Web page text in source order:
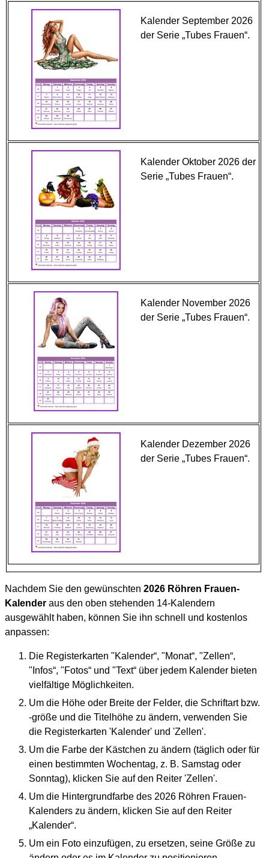
Kalender September 2026
der Serie „Tubes Frauen“.
Kalender Oktober 2026 der
Serie „Tubes Frauen“.
Kalender November 2026
der Serie „Tubes Frauen“.
Kalender Dezember 2026
der Serie „Tubes Frauen“.
Nachdem Sie den gewünschten 2026 Röhren Frauen-
Kalender aus den oben stehenden 14-Kalendern
ausgewählt haben, können Sie ihn schnell und kostenlos
anpassen:
Die Registerkarten "Kalender“, "Monat“, "Zellen“,
"Infos“, "Fotos“ und "Text“ über jedem Kalender bieten
vielfältige Möglichkeiten.
Um die Höhe oder Breite der Felder, die Schriftart bzw.
-größe und die Titelhöhe zu ändern, verwenden Sie
die Registerkarten 'Kalender' und 'Zellen'.
Um die Farbe der Kästchen zu ändern (täglich oder für
einen bestimmten Wochentag, z. B. Samstag oder
Sonntag), klicken Sie auf den Reiter 'Zellen'.
Um die Hintergrundfarbe des 2026 Röhren Frauen-
Kalenders zu ändern, klicken Sie auf den Reiter
„Kalender“.
Um ein Foto einzufügen, zu ersetzen, seine Größe zu